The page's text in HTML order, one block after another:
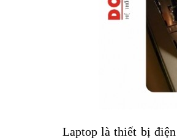
Laptop là thiết bị